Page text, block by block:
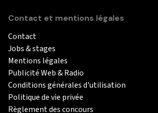
Contact et mentions légales
Contact
Jobs & stages
Mentions légales
Publicité Web & Radio
Conditions générales d'utilisation
Politique de vie privée
Règlement des concours